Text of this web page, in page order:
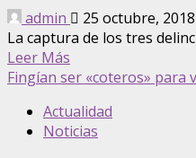
admin
25 octubre, 2018
La captura de los tres
Leer Más
Fingían ser «coteros» para
Actualidad
Noticias